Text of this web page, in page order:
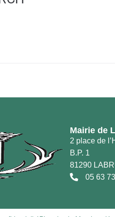
Mairie de
2 place de
B.P. 1
81290
05 63